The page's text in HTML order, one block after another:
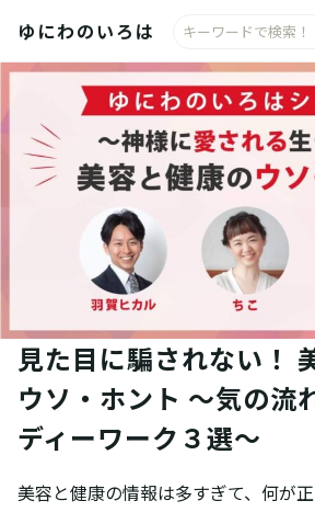
ゆにわのいろは
検
索:
見た目に騙されない！
ウソ・ホント 〜気の流
ディーワーク３選〜
美容と健康の情報は多すぎて、何が